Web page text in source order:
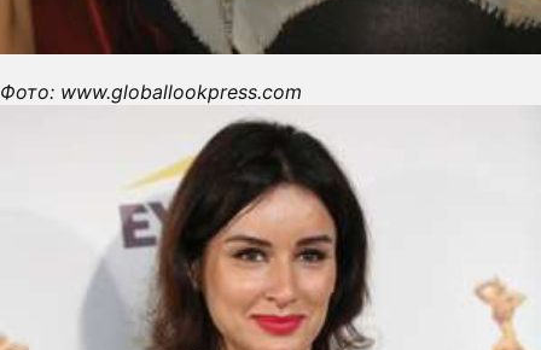
Фото: www.globallookpress.com